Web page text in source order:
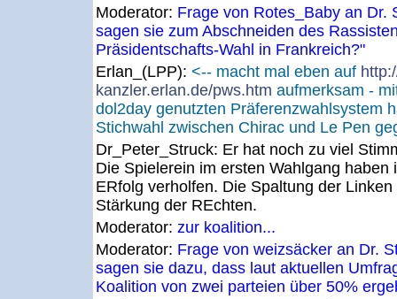
Moderator: Frage von Rotes_Baby an Dr.
sagen sie zum Abschneiden des
Präsidentschafts-Wahl in Frankreich?"
Erlan_(LPP): <-- macht mal eben auf
kanzler.erlan.de/pws.htm aufmerksam -
dol2day genutzten Präferenzwahlsystem
Stichwahl zwischen Chirac und Le Pen
Dr_Peter_Struck: Er hat noch zu viel
Die Spielerein im ersten Wahlgang haben
ERfolg verholfen. Die Spaltung der
Stärkung der REchten.
Moderator: zur koalition...
Moderator: Frage von weizsäcker an Dr.
sagen sie dazu, dass laut aktuellen
Koalition von zwei parteien über 50%